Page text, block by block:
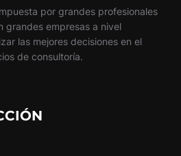
por grandes profesionales
grandes empresas a nivel
las mejores decisiones en el
de consultoría.